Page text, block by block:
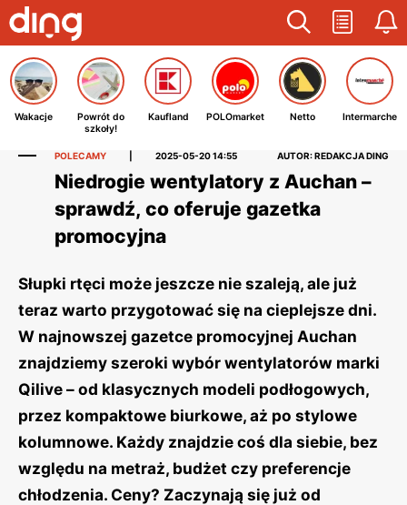
Wakacje
Powrót do
szkoły!
Kaufland POLOmarket Netto Intermarche
POLECAMY 2025-05-20 14:55 AUTOR: REDAKCJA DING
Niedrogie wentylatory z Auchan –
sprawdź, co oferuje gazetka
promocyjna
Słupki rtęci może jeszcze nie szaleją, ale już
teraz warto przygotować się na cieplejsze dni.
W najnowszej gazetce promocyjnej Auchan
znajdziemy szeroki wybór wentylatorów marki
Qilive – od klasycznych modeli podłogowych,
przez kompaktowe biurkowe, aż po stylowe
kolumnowe. Każdy znajdzie coś dla siebie, bez
względu na metraż, budżet czy preferencje
chłodzenia. Ceny? Zaczynają się już od